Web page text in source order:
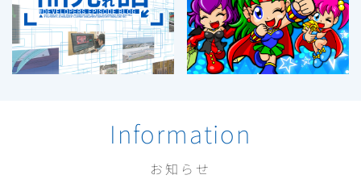
Information
お知らせ